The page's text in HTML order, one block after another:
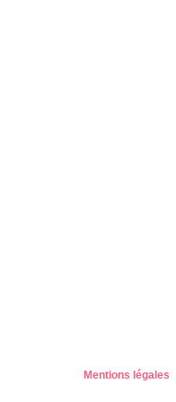
Mentions légales